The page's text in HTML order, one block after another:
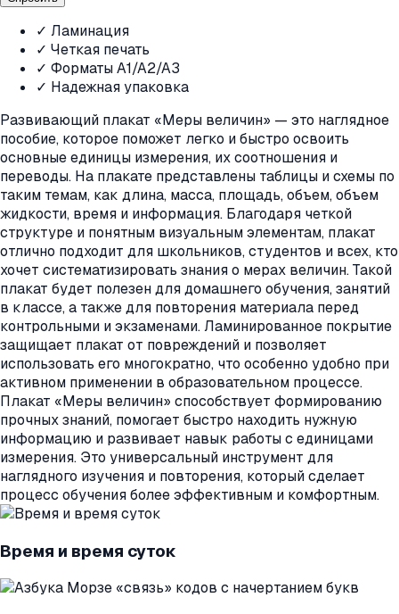
✓ Ламинация
✓ Четкая печать
✓ Форматы A1/A2/A3
✓ Надежная упаковка
Развивающий плакат «Меры величин» — это наглядное
пособие, которое поможет легко и быстро освоить
основные единицы измерения, их соотношения и
переводы. На плакате представлены таблицы и схемы по
таким темам, как длина, масса, площадь, объем, объем
жидкости, время и информация. Благодаря четкой
структуре и понятным визуальным элементам, плакат
отлично подходит для школьников, студентов и всех, кто
хочет систематизировать знания о мерах величин. Такой
плакат будет полезен для домашнего обучения, занятий
в классе, а также для повторения материала перед
контрольными и экзаменами. Ламинированное покрытие
защищает плакат от повреждений и позволяет
использовать его многократно, что особенно удобно при
активном применении в образовательном процессе.
Плакат «Меры величин» способствует формированию
прочных знаний, помогает быстро находить нужную
информацию и развивает навык работы с единицами
измерения. Это универсальный инструмент для
наглядного изучения и повторения, который сделает
процесс обучения более эффективным и комфортным.
Время и время суток